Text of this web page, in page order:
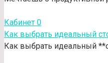
Кабинет 0
Как выбрать идеальный
Как выбрать идеальный